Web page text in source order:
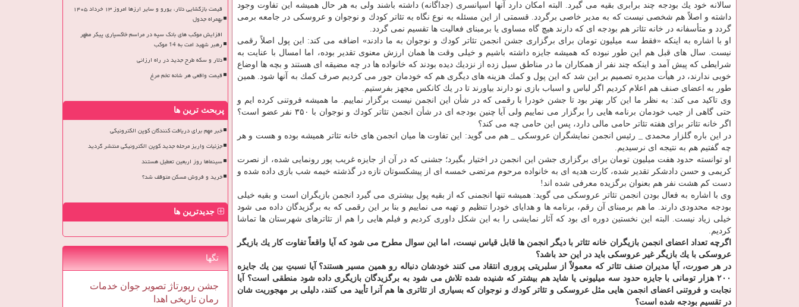
سالانه خود یك بودجه چند برابری بقیه می گیرد. البته امكان دارد آنها اسپانسری (جداگانه) داشته باشند ولی به هر حال همیشه این تفاوت وجود
داشته و اصلاً هم شخصی نیست كه به مدیر خاصی برگردد. قسمتی از این مسئله به نوع نگاه به تئاتر كودك و نوجوان و عروسكی در جامعه برمی
گردد و متأسفانه در خانه تئاتر هم بودجه ای كه دارند هیچ گاه مساوی یا برمبنای فعالیت ها تقسیم نمی گردد.
او با اشاره به اینكه «فقط سه میلیون تومان برای برگزاری جشن انجمن تئاتر كودك و نوجوان به ما دادند» اضافه می كند: این پول اصلاً رقمی
نیست. سال های قبل هم این طور نبوده كه همیشه جایزه داشته باشیم و خیلی وقت ها همان ارزش معنوی تقدیر بوده، اما امسال با عنایت به
شرایطی كه پیش آمد و اینكه چند نفر از همكاران ما در مناطق سیل زده از نزدیك دیده بودند كه خانواده ها در چه مضیقه ای هستند و بچه ها اوضاع
خوبی ندارند، در هیأت مدیره تصمیم بر این شد كه این پول و كمك هزینه های دیگری هم كه خودمان جور می كردیم صرف كمك به آنها شود. همین
طور به اعضای صنف هم اعلام كردیم اگر لباس و اسباب بازی نو دارند بیاورند تا در یك كانكس مجهز بفرستیم.
وی تاكید می كند: به نظر ما این كار بهتر بود تا جشن خودرا با رقمی كه در شأن این انجمن نیست برگزار نماییم. ما همیشه فروتنی كرده ایم و
حتی گاهی از جیب خودمان برنامه هایی را برگزار می نماییم ولی آیا چنین بودجه ای در شأن انجمن تئاتر كودك و نوجوان با ۳۵۰ نفر عضو است؟
اگر خانه تئاتر برای هفته تئاتر حامی مالی دارد، پس این حامی چه می كند؟
در این باره گلزار محمدی _ رئیس انجمن نمایشگران عروسكی _ هم می گوید: این تفاوت ها میان انجمن های خانه تئاتر همیشه بوده و هست و هر
چه گفتیم هم به نتیجه ای نرسیدیم.
او توانسته حدود هفت میلیون تومان برای برگزاری جشن این انجمن در اختیار بگیرد؛ جشنی كه در آن از جایزه غریب پور رونمایی شده، از نصرت
كریمی و حسن دادشكر تقدیر شده، كارت هدیه ای به خانواده مرحوم مرتضی خمسه ای از پیشكسوتان تازه در گذشته خیمه شب بازی داده شده و
دست كم هشت نفر هم بعنوان برگزیده معرفی شده اند!
وی با اشاره به فعال بودن انجمن تئاتر عروسكی می گوید: همیشه تنها انجمنی كه از بقیه پول بیشتری می گیرد انجمن بازیگران است و بقیه خیلی
بودجه محدودی دارند. ما هم برمبنای آن رقم، برنامه ها و هدایای خودرا تنظیم و تهیه می نماییم و بنا بر این رقمی كه به برگزیدگان داده می شود
خیلی زیاد نیست. البته این نخستین دوره ای بود كه آثار نمایشی را به این شكل داوری كردیم و فیلم هایی را هم از تئاترهای شهرستان ها تماشا
كردیم.
اگرچه تعداد اعضای انجمن بازیگران خانه تئاتر با دیگر انجمن ها قابل قیاس نیست، اما این سوال مطرح می شود كه آیا واقعاً تفاوت كار یك بازیگر
عروسكی با یك بازیگر غیر عروسكی باید در این حد باشد؟
در هر صورت، آیا مدیران صنف تئاتر كه معمولاً از سلبریتی پروری انتقاد می كنند خودشان دنباله رو همین مسیر هستند؟ آیا نسبتِ بین یك جایزه
۲۰۰ هزار تومانی با جایزه حدود سه میلیونی یا شاید هم بیشتر كه شنیده شده تلاش می شود به برگزیدگان بازیگری داده شود منطقی است؟ آیا
نجابت و فروتنی اعضای انجمن هایی مثل عروسكی و تئاتر كودك و نوجوان كه بسیاری از تئاتری ها هم آنرا تأیید می كنند، دلیلی بر مهجوریت شان
در تقسیم بودجه شده است؟
قیمت بازگشایی دلار، یورو و سایر ارزها امروز ۱۳ خرداد ۱۴۰۵
بهمراه جدول
افزایش موکب های بانک سپه در مراسم خاکسپاری پیکر مطهر
رهبر شهید امت به 14 موکب
دلار و سکه طرح جدید در راه ارزانی
قیمت واقعی هر شانه تخم مرغ
پربحث ترین ها
خبر مهم برای دریافت کنندگان کوپن الکترونیکی
جزئیات واریز مرحله جدید کوپن الکترونیکی منتشر گردید
سینماها روز اربعین تعطیل هستند
خرید و فروش مسکن متوقف شد؟
جدیدترین ها
تگها
جشن رپورتاژ تصویر جوان خدمات
رمان تاریخی اهدا